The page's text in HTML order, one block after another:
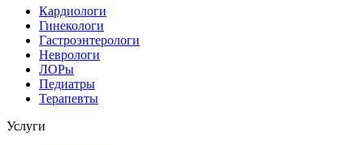
Кардиологи
Гинекологи
Гастроэнтерологи
Неврологи
ЛОРы
Педиатры
Терапевты
Услуги